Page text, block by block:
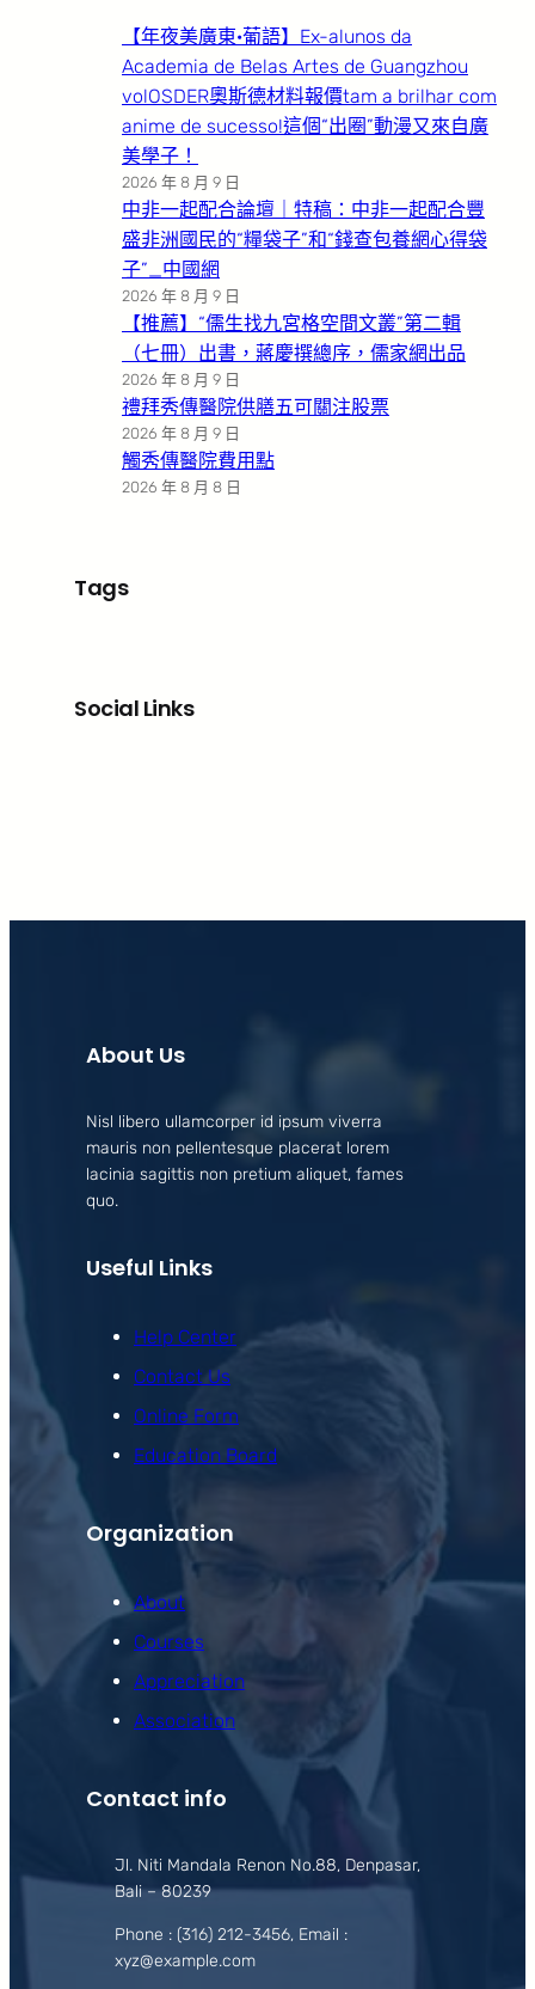
【年夜美廣東·葡語】Ex-alunos da
Academia de Belas Artes de Guangzhou
volOSDER奧斯德材料報價tam a brilhar com
anime de sucesso!這個“出圈”動漫又來自廣
美學子！
2026 年 8 月 9 日
中非一起配合論壇｜特稿：中非一起配合豐
盛非洲國民的“糧袋子”和“錢查包養網心得袋
子”_中國網
2026 年 8 月 9 日
【推薦】“儒生找九宮格空間文叢”第二輯
（七冊）出書，蔣慶撰總序，儒家網出品
2026 年 8 月 9 日
禮拜秀傳醫院供膳五可關注股票
2026 年 8 月 9 日
觸秀傳醫院費用點
2026 年 8 月 8 日
Tags
Social Links
About Us
Nisl libero ullamcorper id ipsum viverra
mauris non pellentesque placerat lorem
lacinia sagittis non pretium aliquet, fames
quo.
Useful Links
Help Center
Contact Us
Online Form
Education Board
Organization
About
Courses
Appreciation
Association
Contact info
Jl. Niti Mandala Renon No.88, Denpasar,
Bali – 80239
Phone : (316) 212-3456, Email :
xyz@example.com